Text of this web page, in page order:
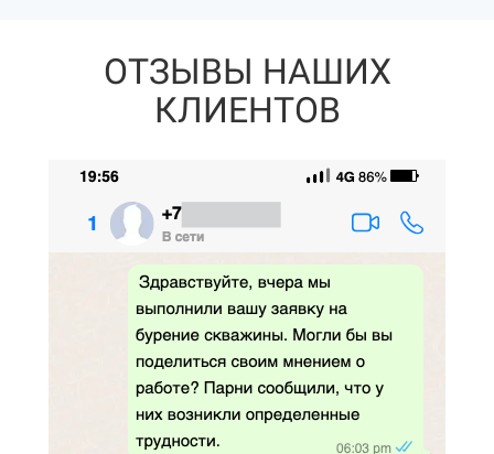
ОТЗЫВЫ НАШИХ
КЛИЕНТОВ